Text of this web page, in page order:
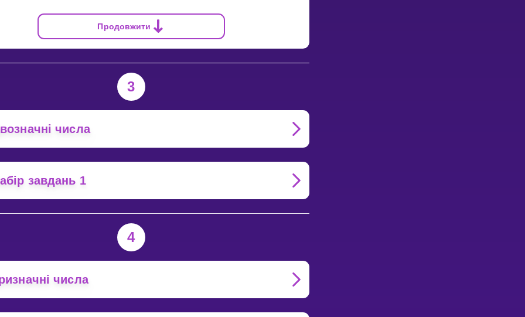
Продовжити
3
числа
завдань 1
4
числа